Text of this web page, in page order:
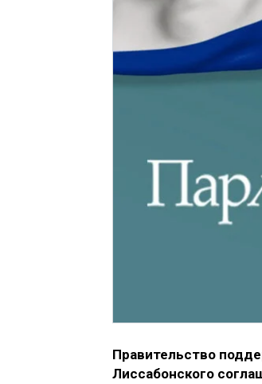
Правительство
Лиссабонского